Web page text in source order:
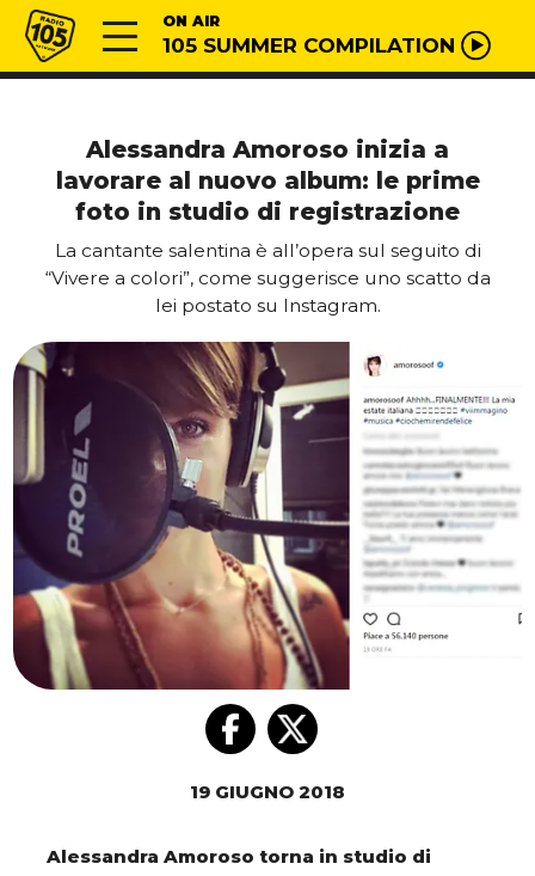
Vai al contenuto
Radio 105 ON AIR
105 SUMMER COMPILATION
Alessandra Amoroso inizia a
lavorare al nuovo album: le prime
foto in studio di registrazione
La cantante salentina è all’opera sul seguito di
“Vivere a colori”, come suggerisce uno scatto da
lei postato su Instagram.
19 GIUGNO 2018
Alessandra Amoroso torna in studio di